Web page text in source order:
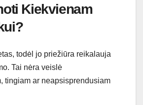
Kiekvienam
todėl jo priežiūra reikalauja
Tai nėra veislė
tingiam ar neapsisprendusiam